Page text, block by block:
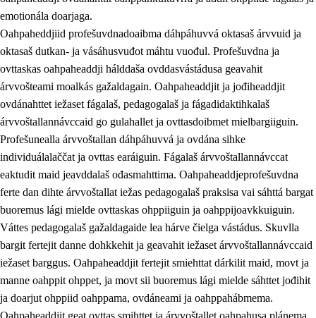
emotionála doarjaga.
Oahpaheddjiid profešuvdnadoaibma dáhpáhuvvá oktasaš árvvuid ja
oktasaš dutkan- ja vásáhusvuđot máhtu vuođul. Profešuvdna ja
ovttaskas oahpaheaddji hálddaša ovddasvástádusa geavahit
árvvošteami moalkás gažaldagain. Oahpaheaddjit ja jođiheaddjit
ovdánahttet iežaset fágalaš, pedagogalaš ja fágadidaktihkalaš
árvvoštallannávccaid go gulahallet ja ovttasdoibmet mielbargiiguin.
Profešunealla árvvoštallan dáhpáhuvvá ja ovdána sihke
individuálalaččat ja ovttas earáiguin. Fágalaš árvvoštallannávccat
eaktudit maid jeavddalaš ođasmahttima. Oahpaheaddjeprofešuvdna
ferte dan dihte árvvoštallat iežas pedagogalaš praksisa vai sáhttá bargat
buoremus lági mielde ovttaskas ohppiiguin ja oahppijoavkkuiguin.
Váttes pedagogalaš gažaldagaide lea hárve čielga vástádus. Skuvlla
bargit fertejit danne dohkkehit ja geavahit iežaset árvvoštallannávccaid
iežaset barggus. Oahpaheaddjit fertejit smiehttat dárkilit maid, movt ja
manne oahppit ohppet, ja movt sii buoremus lági mielde sáhttet jođihit
ja doarjut ohppiid oahppama, ovdáneami ja oahppahábmema.